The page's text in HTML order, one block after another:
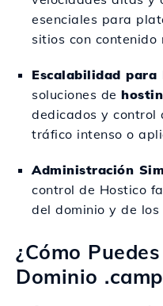
esenciales para
sitios con contenido
Escalabilidad para
soluciones de
dedicados y control
tráfico intenso o
Administración
control de Hostico
del dominio y de los
¿Cómo
Dominio